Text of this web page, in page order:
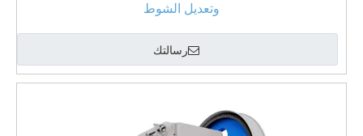
وتعديل الشوط
رسالتك